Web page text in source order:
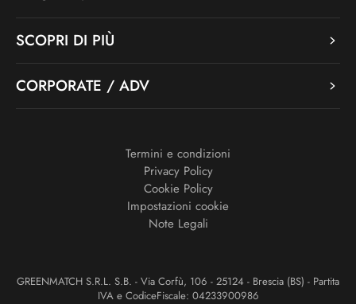
SCOPRI DI PIÙ
CORPORATE / ADV
Termini e condizioni
Privacy Policy
Cookie Policy
Impostazioni cookie
Note Legali
GREENMATCH S.R.L. S.B. - Via Corfù, 106 - 25124 - Brescia (BS) - Partita
IVA e CodiceFiscale: 04233900986